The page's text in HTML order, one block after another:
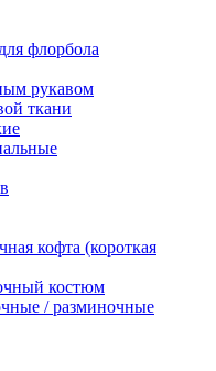
флорбола
рукавом
ткани
кофта (короткая
костюм
/ разминочные